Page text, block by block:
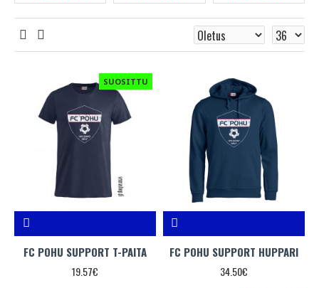
SUOSITTU
FC POHU SUPPORT T-PAITA
19.57€
FC POHU SUPPORT HUPPARI
34.50€